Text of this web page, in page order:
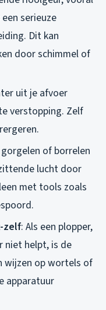
serieuze
Dit kan
door schimmel of
uit je afvoer
verstopping. Zelf
of borrelen
lucht door
met tools zoals
zelf: Als een plopper,
niet helpt, is de
wijzen op wortels of
apparatuur